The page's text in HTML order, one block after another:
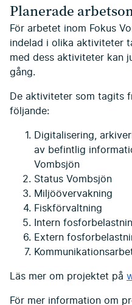
Planerade
För arbetet inom Fokus
indelad i olika aktiviteter
med dess aktiviteter kan
gång.
De aktiviteter som tagits
följande:
Digitalisering,
av befintlig
Vombsjön
Status Vombsjön
Miljöövervakning
Fiskförvaltning
Intern
Extern
Läs mer om projektet på
För mer information om